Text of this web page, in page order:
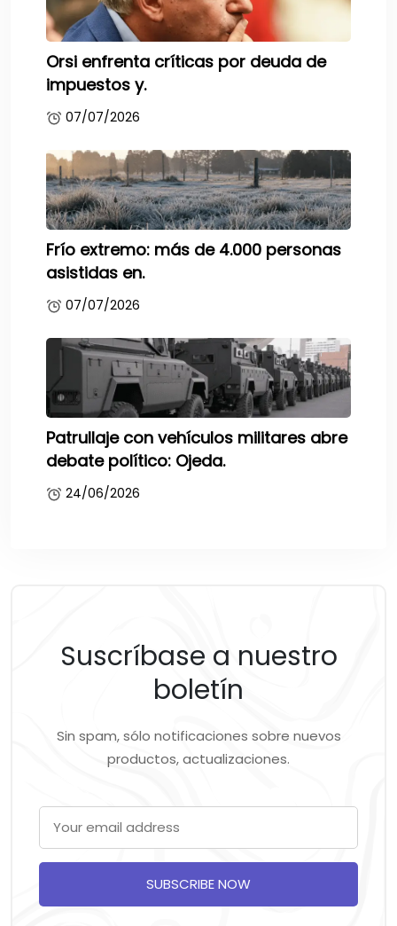
Orsi enfrenta críticas por deuda de
impuestos y.
07/07/2026
Frío extremo: más de 4.000 personas
asistidas en.
07/07/2026
Patrullaje con vehículos militares abre
debate político: Ojeda.
24/06/2026
Suscríbase a nuestro
boletín
Sin spam, sólo notificaciones sobre nuevos
productos, actualizaciones.
SUBSCRIBE NOW